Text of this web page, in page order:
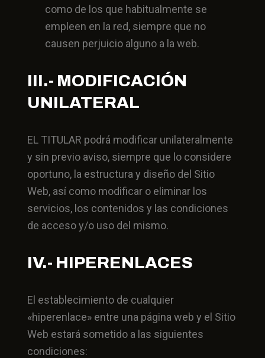
como de los que habitualmente se
empleen en la red, siempre que no
causen perjuicio alguno a la web.
III.- MODIFICACIÓN
UNILATERAL
EL TITULAR podrá modificar unilateralmente
y sin previo aviso, siempre que lo considere
oportuno, la estructura y diseño del Sitio
Web, así como modificar o eliminar los
servicios, los contenidos y las condiciones
de acceso y/o uso del mismo.
IV.- HIPERENLACES
El establecimiento de cualquier
«hiperenlace» entre una página web y el Sitio
Web estará sometido a las siguientes
condiciones: